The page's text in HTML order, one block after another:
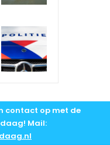
contact op met de
Mail: